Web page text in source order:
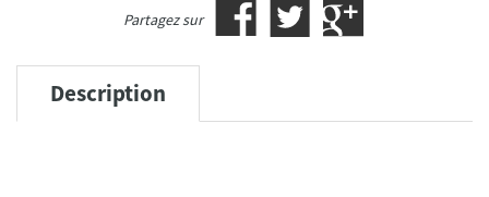
Partagez sur
Description